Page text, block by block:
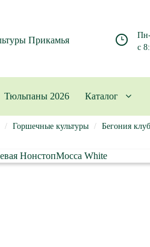
с
Тюльпаны 2026 Каталог
Горшечные культуры Бегония